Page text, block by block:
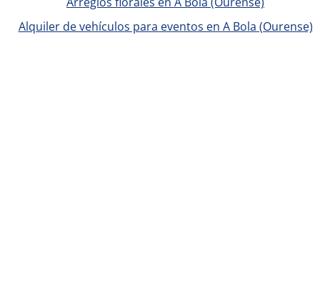
Alquiler de vehículos para eventos en A Bola (Ourense)